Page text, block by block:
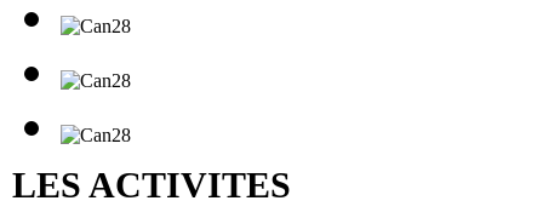
LES ACTIVITES